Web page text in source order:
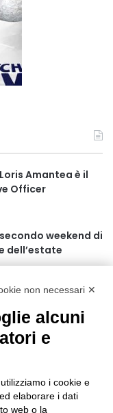
Amantea è il
Officer
weekend di
dell’estate
avvia le procedure
stato di calamità
non necessari ✕
alcuni
e
i cookie e
elaborare i dati
web o la